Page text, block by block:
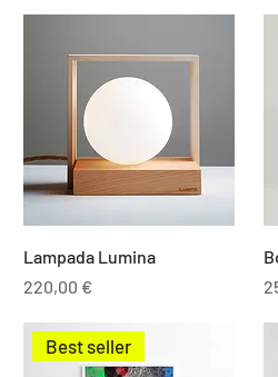
Lampada Lumina
Prezzo
220,00 €
Best seller